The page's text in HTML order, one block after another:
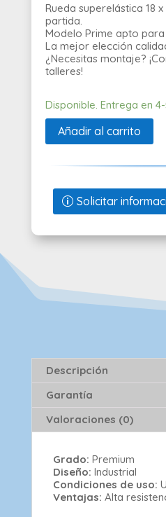
Rueda superelástica 18
partida.
Modelo Prime apto para
La mejor elección
¿Necesitas montaje?
talleres!
Disponible. Entrega en
Añadir al carrito
Solicitar
Descripción
Garantía
Valoraciones (0)
Grado: Premium
Diseño: Industrial
Condiciones de uso:
Ventajas: Alta